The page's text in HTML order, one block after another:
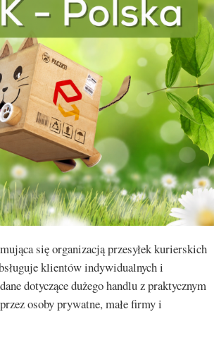
się organizacją przesyłek kurierskich
klientów indywidualnych i
dotyczące dużego handlu z praktycznym
osoby prywatne, małe firmy i